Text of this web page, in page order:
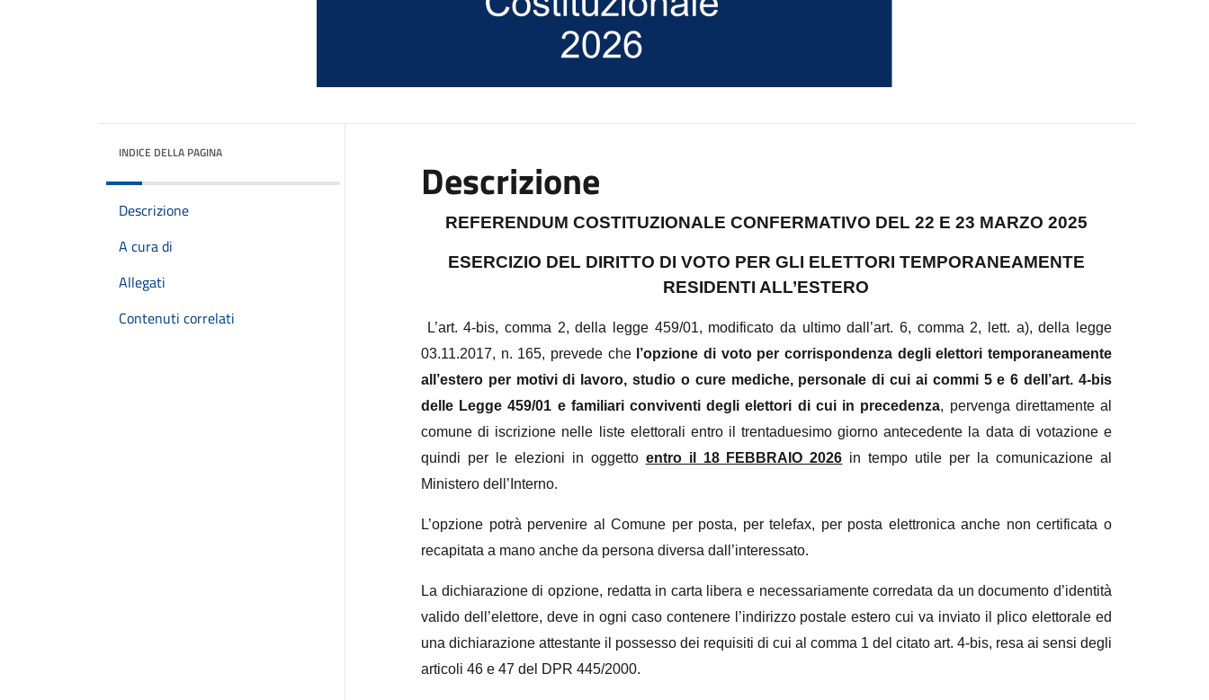
INDICE DELLA PAGINA
Descrizione
A cura di
Allegati
Contenuti correlati
Descrizione
REFERENDUM COSTITUZIONALE CONFERMATIVO DEL 22 E 23 MARZO 2025
ESERCIZIO DEL DIRITTO DI VOTO PER GLI ELETTORI TEMPORANEAMENTE
RESIDENTI ALL’ESTERO
L’art. 4-bis, comma 2, della legge 459/01, modificato da ultimo dall’art. 6, comma 2, lett. a), della legge
03.11.2017, n. 165, prevede che l’opzione di voto per corrispondenza degli elettori temporaneamente
all’estero per motivi di lavoro, studio o cure mediche, personale di cui ai commi 5 e 6 dell’art. 4-bis
delle Legge 459/01 e familiari conviventi degli elettori di cui in precedenza, pervenga direttamente al
comune di iscrizione nelle liste elettorali entro il trentaduesimo giorno antecedente la data di votazione e
quindi per le elezioni in oggetto entro il 18 FEBBRAIO 2026 in tempo utile per la comunicazione al
Ministero dell’Interno.
L’opzione potrà pervenire al Comune per posta, per telefax, per posta elettronica anche non certificata o
recapitata a mano anche da persona diversa dall’interessato.
La dichiarazione di opzione, redatta in carta libera e necessariamente corredata da un documento d’identità
valido dell’elettore, deve in ogni caso contenere l’indirizzo postale estero cui va inviato il plico elettorale ed
una dichiarazione attestante il possesso dei requisiti di cui al comma 1 del citato art. 4-bis, resa ai sensi degli
articoli 46 e 47 del DPR 445/2000.